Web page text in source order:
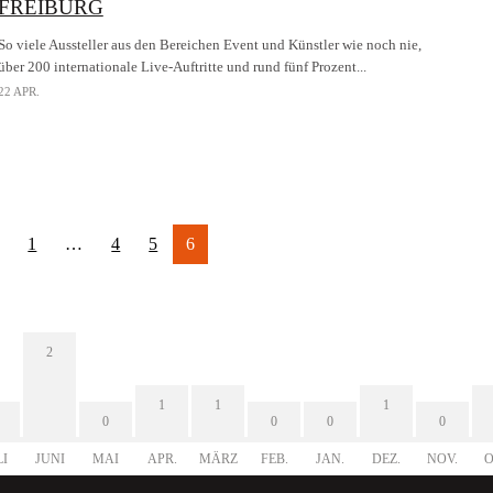
So viele Aussteller aus den Bereichen Event und Künstler wie noch nie,
200 internationale Live-Auftritte und rund fünf Prozent...
APR.
1 … 4 5 6
2
JUNI
0
MAI
1
APR.
1
MÄRZ
0
FEB.
0
JAN.
1
DEZ.
0
NOV.